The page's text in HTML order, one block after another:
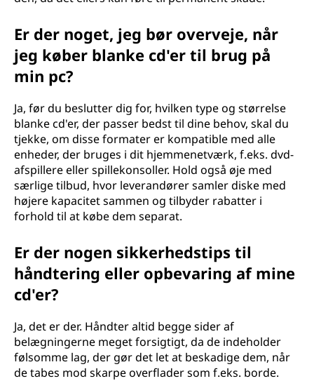
Er der noget, jeg bør overveje, når
jeg køber blanke cd'er til brug på
min pc?
Ja, før du beslutter dig for, hvilken type og størrelse
blanke cd'er, der passer bedst til dine behov, skal du
tjekke, om disse formater er kompatible med alle
enheder, der bruges i dit hjemmenetværk, f.eks. dvd-
afspillere eller spillekonsoller. Hold også øje med
særlige tilbud, hvor leverandører samler diske med
højere kapacitet sammen og tilbyder rabatter i
forhold til at købe dem separat.
Er der nogen sikkerhedstips til
håndtering eller opbevaring af mine
cd'er?
Ja, det er der. Håndter altid begge sider af
belægningerne meget forsigtigt, da de indeholder
følsomme lag, der gør det let at beskadige dem, når
de tabes mod skarpe overflader som f.eks. borde.